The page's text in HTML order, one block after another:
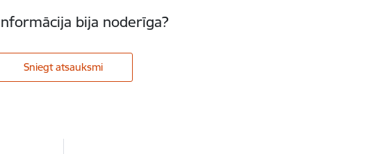
bija noderīga?
Sniegt atsauksmi